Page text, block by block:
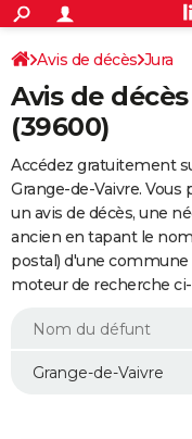
ACTUALITÉS
Politique
Société
Faits Divers
Education
Monde
Villes
+
SPORT
Coupe du monde 2026
Football
Tennis
Cyclisme
Rugby
Forum
FINANCE
Retraite
Impôts
Epargne
Immobilier
Risques naturels par ville
Banque
Assurance
Crédit
AUTO
Essais
Réserver un essai
Citadines
Berlines
SUV
Forum auto
+
HIGH-TECH
Mobiles
Meilleur smartphone
Internet
Ordinateurs
Jeux vidéo
Guide high-tech
+BRICOLAGE
Forum
Aménagement intérieur
Extérieur
Cuisine
Salle de bains
Jardinage
Rangement
WEEK-END
Guides de France
Escapades
Patrimoine
Expositions
Musées
Week-end nature
LIFESTYLE
Avis de décès Jura
Avis de
(39600)
Accédez gratuitement
Grange-de-Vaivre.
un avis de décès, une
ancien en tapant le
postal) d'une commune
moteur de recherche